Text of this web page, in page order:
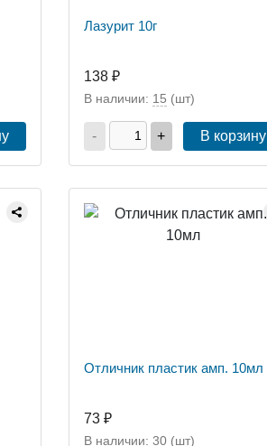
Лазурит 10г
138 ₽
В наличии: 15 (шт)
- + В корзину
Отличник пластик амп. 10мл
73 ₽
В наличии: 30(шт)